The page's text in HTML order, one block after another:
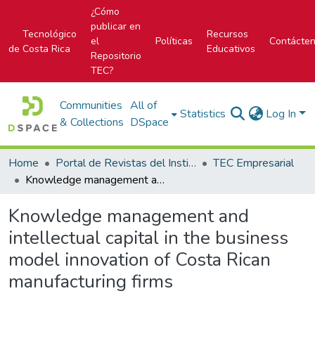
Tecnológico
de Costa Rica
¿Cómo
publicar en
el
Repositorio
TEC?
Políticas
Recursos
Educativos
Communities
& Collections
All of
DSpace
Statistics Log In
Home Portal de Revistas del Instituto Tecnológico de Costa Rica
TEC Empresarial
Knowledge management and intellectual capital in the business model innovation of Costa Rican manufacturing firms
Knowledge management and
intellectual capital in the business
model innovation of Costa Rican
manufacturing firms